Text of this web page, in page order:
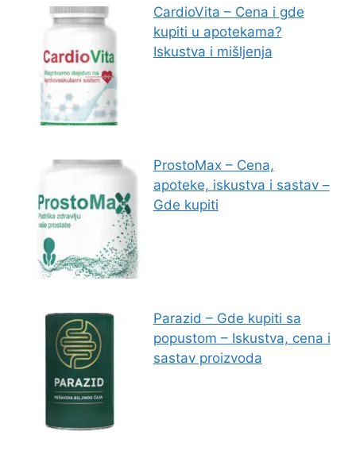
CardioVita – Cena i gde
kupiti u apotekama?
Iskustva i mišljenja
ProstoMax – Cena,
apoteke, iskustva i sastav –
Gde kupiti
Parazid – Gde kupiti sa
popustom – Iskustva, cena i
sastav proizvoda